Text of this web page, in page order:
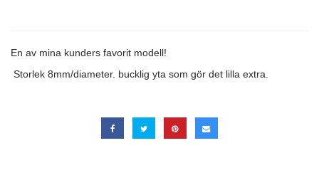
En av mina kunders favorit modell!
Storlek 8mm/diameter. bucklig yta som gör det lilla extra.